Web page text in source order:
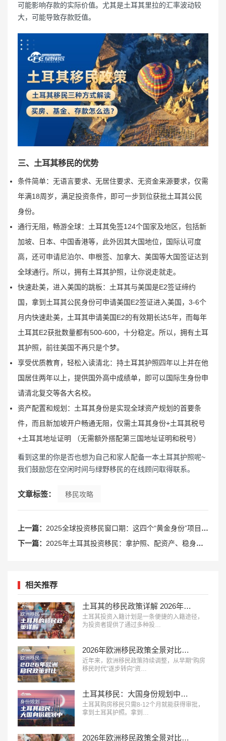
可能影响存款的实际价值。尤其是土耳其里拉的汇率波动较
大，可能导致存款贬值。
三、土耳其移民的优势
条件简单：无语言要求、无居住要求、无资金来源要求，仅需
年满18周岁，满足投资条件，即可一步到位获批土耳其公民
身份。
通行无阻，畅游全球：土耳其免签124个国家及地区，包括新
加坡、日本、中国香港等，此外因其大国地位，国际认可度
高，还可申请尼泊尔、申根签、加拿大、美国等大国签证达到
全球通行。所以，拥有土耳其护照，让你说走就走。
快速赴美，进入美国的跳板：土耳其与美国是E2签证缔约
国，拿到土耳其公民身份可申请美国E2签证进入美国，3-6个
月内快速赴美，土耳其申请美国E2的有效期长达5年，而每年
土耳其E2获批数量都有500-600，十分稳定。所以，拥有土耳
其护照，前往美国不再只是个梦。
享受优质教育，轻松入读清北：持土耳其护照四年以上并在他
国居住两年以上，提供国外高中成绩单，即可以国际生身份申
请清北复交等各大名校。
资产配置和规划：土耳其身份是实现全球资产规划的首要条
件，而且新加坡开户畅通无阻，仅需土耳其身份+土耳其税号
+土耳其地址证明 （无需额外搭配第三国地址证明和税号）
看到这里的你是否也想为自己和家人配备一本土耳其护照呢~
我们鼓励您在空闲时间与绿野移民的在线顾问取得联系。
文章标签： 移民攻略
上一篇： 2025全球投资移民窗口期：这四个“黄金身份”项目即将收紧！
下一篇： 2025年土耳其投资移民：拿护照、配资产、稳身份！
相关推荐
土耳其的移民政策详解 2026年投资入籍终极指南
土耳其投资入籍计划是一条便捷的入籍途径，
为投资者提供了通过多种投…
2026年欧洲移民政策全景对比：主流国家路径、成本与适配人群分析
近年来，欧洲移民政策持续调整，从早期“购房
移民时代”逐步转向“资…
土耳其移民：大国身份规划中的性价比之冠，极速获批！
土耳其购房移民只需8-12个月就能获得审批，
拿到土耳其护照。拿到…
2026年欧洲移民政策全景对比：主流国家路径、成本与适配人群分析